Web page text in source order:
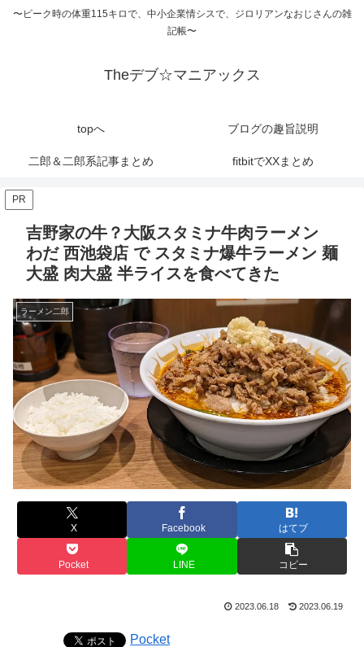
〜ピーク時の体重115キロで、中小企業情シスで、ジロリアンなおじさんの雑
記帳〜
Theデブ☆マニアックス
topへ ブログの趣旨説明
二郎＆二郎系記事まとめ fitbitでXXまとめ
PR
吉野家の牛？大阪スタミナ牛肉ラーメン
わだ 西池袋店 で スタミナ爆牛ラーメン 麺
大盛 肉大盛 半ライスを食べてきた
ラーメン二郎
X Facebook はてブ
Pocket LINE コピー
2023.06.18 2023.06.19
Pocket